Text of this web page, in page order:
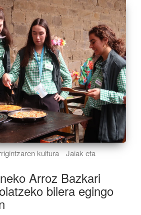
kultura
Jaiak eta
Arroz Bazkari
bilera egingo